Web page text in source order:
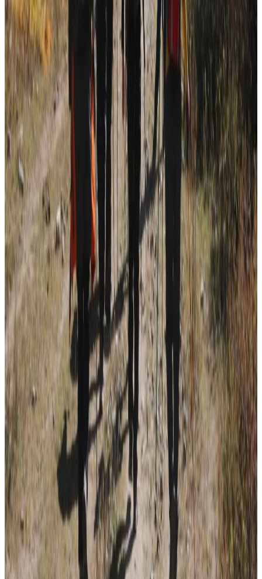
यस वेवसाइटमा प्रकाशित समाचार, विचार र लेखबारे तपाईंको कुनै
प्रतिक्रिया, गुनासो, सुझाव र सल्लाह छन् भने कृपया हामीलाई निम्न ईमेलमा
पठाउनुहोला । तपाईंको सहयोगले हामीलाई निष्पक्ष र तटस्थ पत्रकारिता गर्न
टेवा पुग्नेछ । सम्पर्क इमेल :
info@nepaltube.com.au
शेयर:
प्रतिक्रिया दिनुहोस
टिप्पणीहरू लोड हुँदैछ…
सम्बन्धित समाचार
दक्षिण कोरियामा ट्यांकीभित्र पसेका नेपाली श्रमिकको
मृत्यु
२०२६ अगस्ट १०
२०२६ अगस्ट ७
नेपाली कांग्रेसको आमन्त्रित केन्द्रीय सदस्यमा
अमेरिकामा बस्ने खगेन्द्र जिसी मनोनीत
२०२६ अगस्ट ४
सुनसरी घटनामा प्रधानमन्त्री बालेनको सम्बोधन- संयम
र सहिष्णुता अपनाउन आह्वान
२०२६ जुलाई ३१
देशभर तनाव बढिरहेका बेला ९ प्रमुख राजनीतिक
दलहरूको संयुक्त अपिल
२०२६ जुलाई ३०
प्रधानमन्त्री शाहलाई भारतको औपचारिक भ्रमण निम्तो